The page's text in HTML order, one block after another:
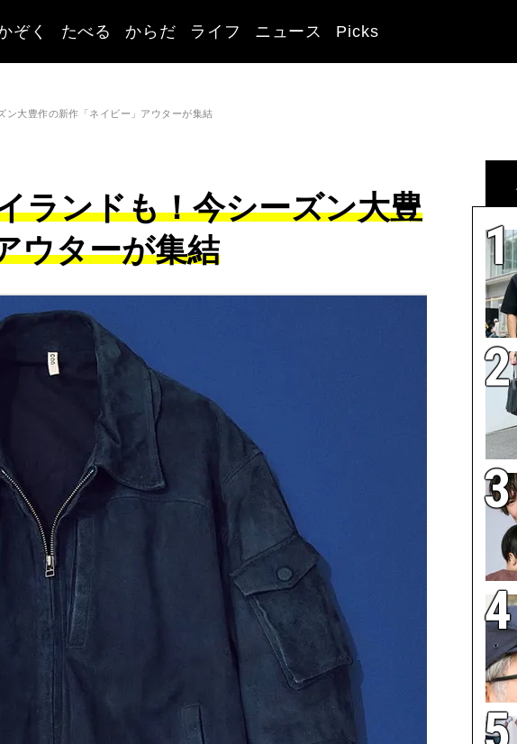
ぞく たべる からだ ライフ ニュース Picks
ン大豊作の新作「ネイビー」アウターが集結
ランドも！今シーズン大豊
ウターが集結